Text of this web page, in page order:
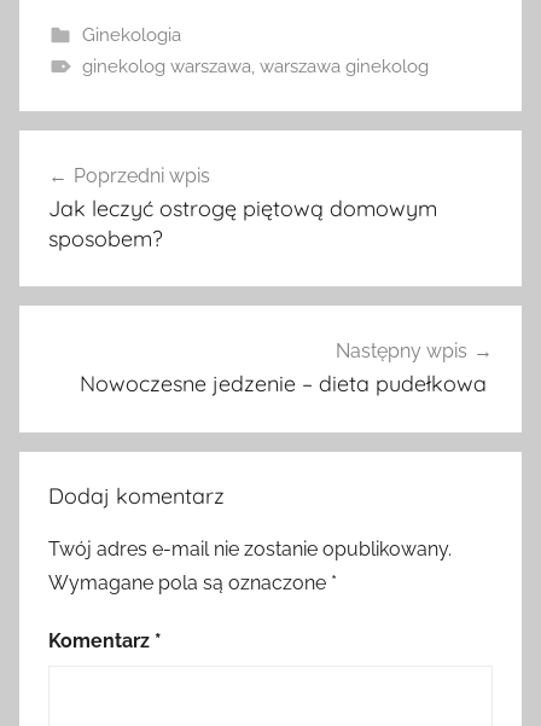
Ginekologia
ginekolog warszawa, warszawa ginekolog
wpisu
Poprzedni wpis
Jak leczyć ostrogę piętową domowym
sposobem?
Następny wpis
Nowoczesne jedzenie – dieta pudełkowa
Dodaj komentarz
Twój adres e-mail nie zostanie opublikowany.
Wymagane pola są oznaczone *
Komentarz *